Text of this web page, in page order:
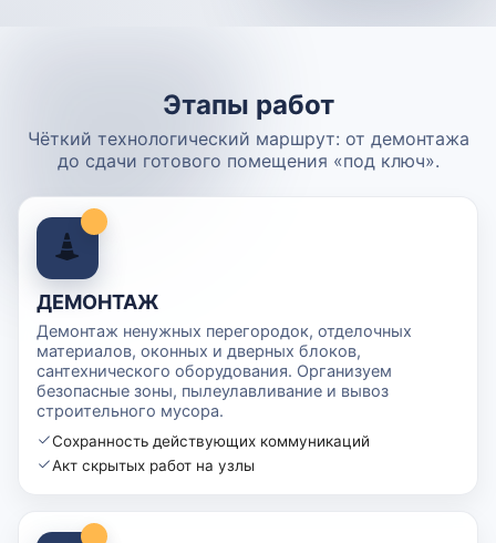
Этапы работ
Чёткий технологический маршрут: от демонтажа
до сдачи готового помещения «под ключ».
ДЕМОНТАЖ
Демонтаж ненужных перегородок, отделочных
материалов, оконных и дверных блоков,
сантехнического оборудования. Организуем
безопасные зоны, пылеулавливание и вывоз
строительного мусора.
Сохранность действующих коммуникаций
Акт скрытых работ на узлы